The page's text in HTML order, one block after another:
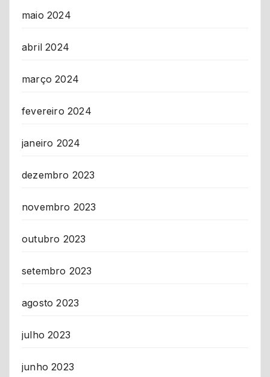
maio 2024
abril 2024
março 2024
fevereiro 2024
janeiro 2024
dezembro 2023
novembro 2023
outubro 2023
setembro 2023
agosto 2023
julho 2023
junho 2023